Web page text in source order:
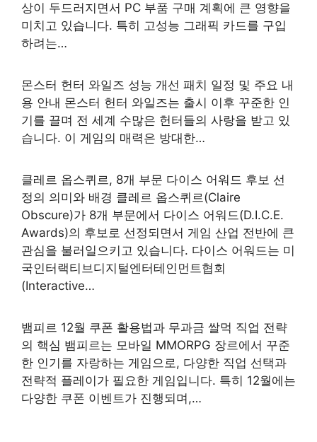
상이 두드러지면서 PC 부품 구매 계획에 큰 영향을
미치고 있습니다. 특히 고성능 그래픽 카드를 구입
하려는…
몬스터 헌터 와일즈 성능 개선 패치 일정 및 주요 내
용 안내 몬스터 헌터 와일즈는 출시 이후 꾸준한 인
기를 끌며 전 세계 수많은 헌터들의 사랑을 받고 있
습니다. 이 게임의 매력은 방대한…
클레르 옵스퀴르, 8개 부문 다이스 어워드 후보 선
정의 의미와 배경 클레르 옵스퀴르(Claire
Obscure)가 8개 부문에서 다이스 어워드(D.I.C.E.
Awards)의 후보로 선정되면서 게임 산업 전반에 큰
관심을 불러일으키고 있습니다. 다이스 어워드는 미
국인터랙티브디지털엔터테인먼트협회
(Interactive…
뱀피르 12월 쿠폰 활용법과 무과금 쌀먹 직업 전략
의 핵심 뱀피르는 모바일 MMORPG 장르에서 꾸준
한 인기를 자랑하는 게임으로, 다양한 직업 선택과
전략적 플레이가 필요한 게임입니다. 특히 12월에는
다양한 쿠폰 이벤트가 진행되며,…